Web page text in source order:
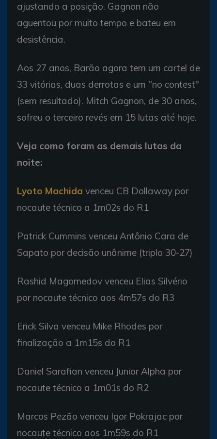
ajustando a posição. Gagnon não
aguentou por muito tempo e bateu em
desistência.
Aos 27 anos, Barão agora tem um cartel de
33 vitórias, duas derrotas e um "no contest"
(sem resultado). Mitch Gagnon, de 30 anos,
sofreu o terceiro revés em 15 lutas até hoje.
Veja como foram as demais lutas da
noite:
Lyoto Machida venceu CB Dollaway por
nocaute técnico a 1m02s do R1
Patrick Cummins venceu Antônio Cara de
Sapato por decisão unânime (triplo 30-27)
Rashid Magomedov venceu Elias Silvério
por nocaute técnico aos 4m57s do R3
Erick Silva venceu Mike Rhodes por
finalização a 1m15s do R1
Daniel Sarafian venceu Junior Alpha por
nocaute técnico a 1m01s do R2
Marcos Pezão venceu Igor Pokrajac por
nocaute técnico aos 1m59s do R1